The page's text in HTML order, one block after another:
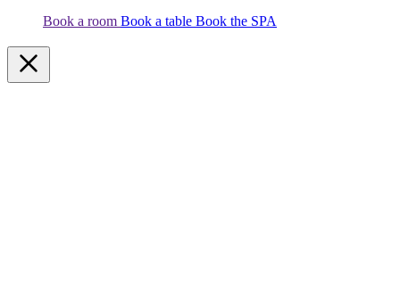
Book a room Book a table Book the SPA